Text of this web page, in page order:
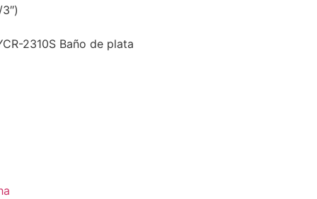
2310S Baño de plata